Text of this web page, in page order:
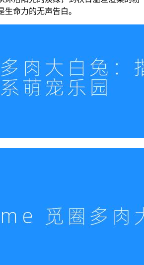
命力的无声告白。